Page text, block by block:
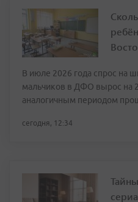
В июле 2026 года спрос на
мальчиков в ДФО вырос на
аналогичным периодом
сегодня, 12:34